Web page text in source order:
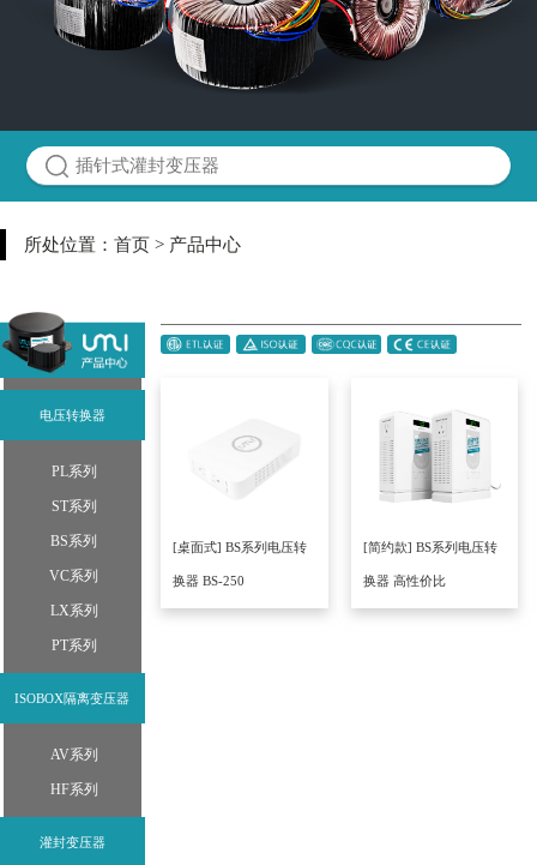
所处位置： 首页 > 产品中心
电压转换器
PL系列
ST系列
BS系列
VC系列
LX系列
PT系列
ISOBOX隔离变压器
AV系列
HF系列
灌封变压器
[桌面式] BS系列电压转
换器 BS-250
[简约款] BS系列电压转
换器 高性价比